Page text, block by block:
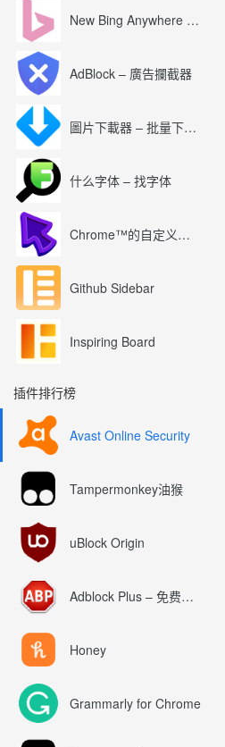
New Bing Anywhere (Bing Chat GPT-4)
AdBlock – 廣告攔截器
圖片下載器 – 批量下載圖片
什么字体 – 找字体
Chrome™的自定义光标
Github Sidebar
Inspiring Board
插件排行榜
Avast Online Security
Tampermonkey油猴
uBlock Origin
Adblock Plus – 免费的广告拦截器
Honey
Grammarly for Chrome